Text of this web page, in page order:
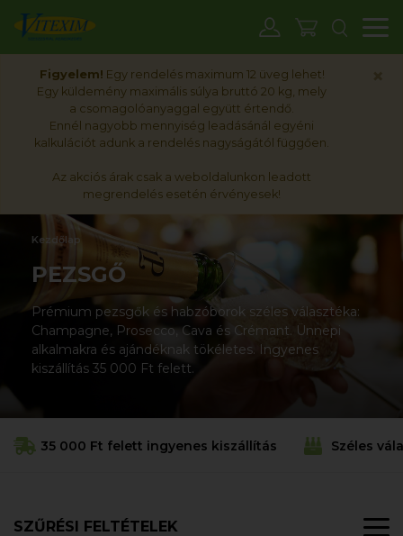
Figyelem! Egy rendelés maximum 12 üveg lehet!
Egy küldemény maximális súlya bruttó 20 kg, mely
a csomagolóanyaggal együtt értendő.
Ennél nagyobb mennyiség leadásánál egyéni
kalkulációt adunk a rendelés nagyságától függően.
Az akciós árak csak a weboldalunkon leadott
megrendelés esetén érvényesek!
Kezdőlap
PEZSGŐ
Prémium pezsgők és habzóborok széles választéka:
Champagne, Prosecco, Cava és Crémant. Ünnepi
alkalmakra és ajándéknak tökéletes. Ingyenes
kiszállítás 35 000 Ft felett.
35 000 Ft felett ingyenes kiszállítás Széles
SZŰRÉSI FELTÉTELEK